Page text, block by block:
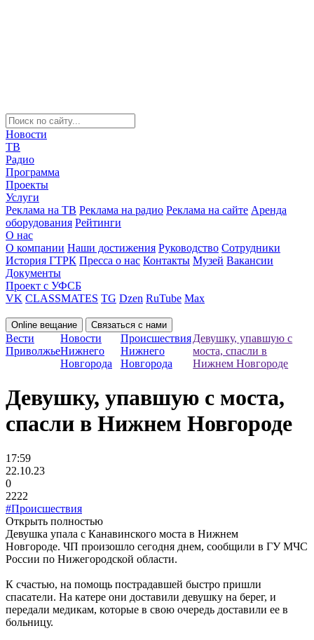
Новости
ТВ
Радио
Программа
Проекты
Услуги
Реклама на ТВ Реклама на радио Реклама на сайте Аренда
оборудования Рейтинги
О нас
О компании Наши достижения Руководство Сотрудники
История ГТРК Пресса о нас Контакты Музей Вакансии
Документы
Проект с УФСБ
VK CLASSMATES TG Dzen RuTube Max
Online вещание Связаться с нами
Вести
Приволжье
Новости
Нижнего
Новгорода
Происшествия
Нижнего
Новгорода
Девушку, упавшую с
моста, спасли в
Нижнем Новгороде
Девушку, упавшую с моста,
спасли в Нижнем Новгороде
17:59
22.10.23
0
2222
#Происшествия
Открыть полностью
Девушка упала с Канавинского моста в Нижнем
Новгороде. ЧП произошло сегодня днем, сообщили в ГУ МЧС
России по Нижегородской области.
К счастью, на помощь пострадавшей быстро пришли
спасатели. На катере они доставили девушку на берег, и
передали медикам, которые в свою очередь доставили ее в
больницу.